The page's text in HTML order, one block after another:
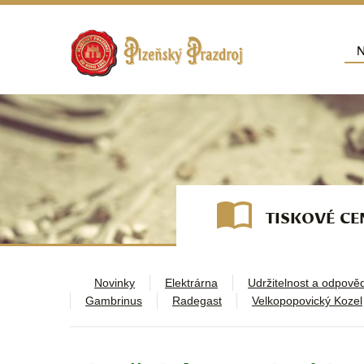
TISKOVÉ
Novinky Elektrárna Udržitelnost a
Gambrinus
Radegast Velkopopovický Kozel